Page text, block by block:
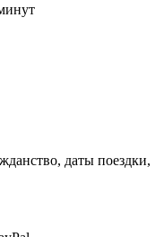
даты поездки,